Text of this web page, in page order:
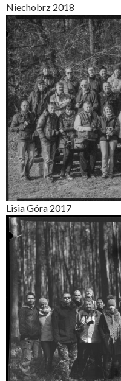
Niechobrz 2018
Lisia Góra 2017